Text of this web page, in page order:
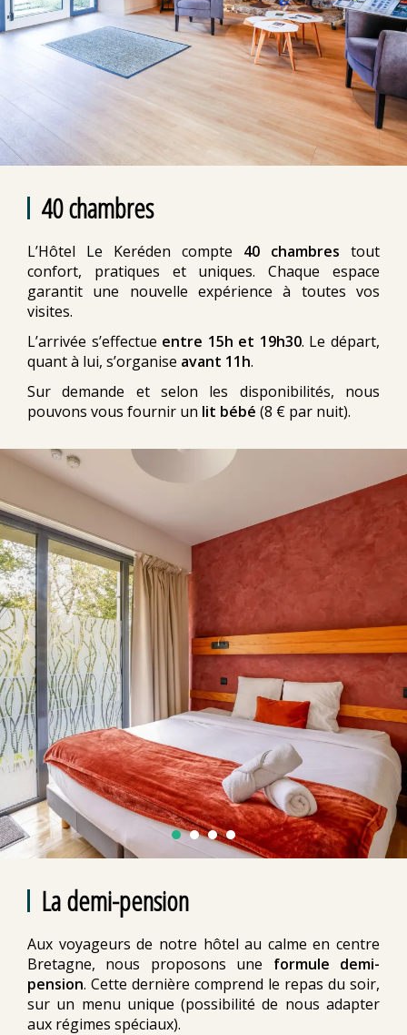
40 chambres
L’Hôtel Le Keréden compte 40 chambres tout
confort, pratiques et uniques. Chaque espace
garantit une nouvelle expérience à toutes vos
visites.
L’arrivée s’effectue entre 15h et 19h30. Le départ,
quant à lui, s’organise avant 11h.
Sur demande et selon les disponibilités, nous
pouvons vous fournir un lit bébé (8 € par nuit).
La demi-pension
Aux voyageurs de notre hôtel au calme en centre
Bretagne, nous proposons une formule demi-
pension. Cette dernière comprend le repas du soir,
sur un menu unique (possibilité de nous adapter
aux régimes spéciaux).